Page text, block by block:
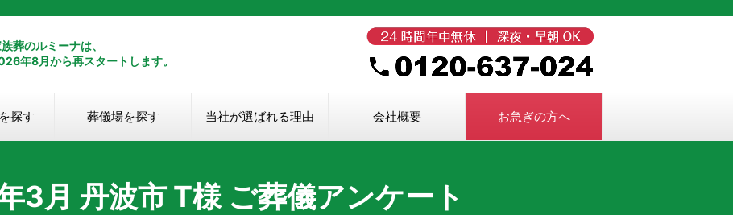
3月 丹波市 T様 ご葬儀アンケート
葬のルミーナは、
年8月から再スタートします。
探す 葬儀場を探す 当社が選ばれる理由 会社概要 お急ぎの方へ